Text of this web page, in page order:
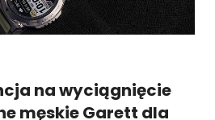
na wyciągnięcie
męskie Garett dla